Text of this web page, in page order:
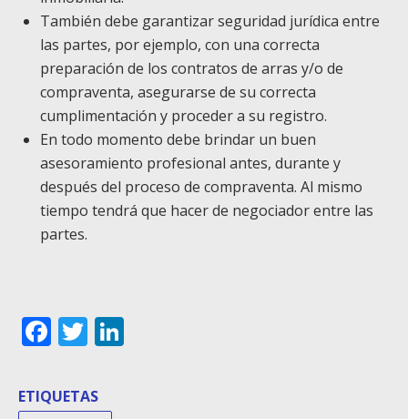
También debe garantizar seguridad jurídica entre
las partes, por ejemplo, con una correcta
preparación de los contratos de arras y/o de
compraventa, asegurarse de su correcta
cumplimentación y proceder a su registro.
En todo momento debe brindar un buen
asesoramiento profesional antes, durante y
después del proceso de compraventa. Al mismo
tiempo tendrá que hacer de negociador entre las
partes.
Facebook
Twitter
ETIQUETAS